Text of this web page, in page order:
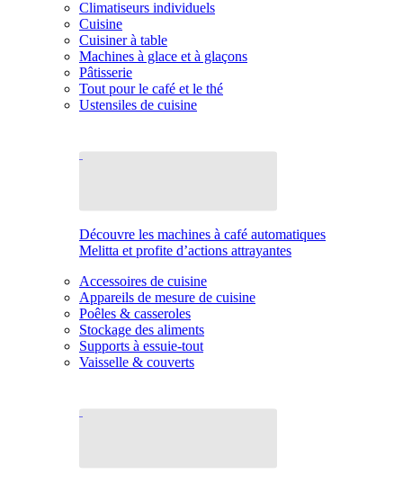
Climatiseurs individuels
Cuisine
Cuisiner à table
Machines à glace et à glaçons
Pâtisserie
Tout pour le café et le thé
Ustensiles de cuisine
Découvre les machines à café automatiques
Melitta et profite d’actions attrayantes
Accessoires de cuisine
Appareils de mesure de cuisine
Poêles & casseroles
Stockage des aliments
Supports à essuie-tout
Vaisselle & couverts